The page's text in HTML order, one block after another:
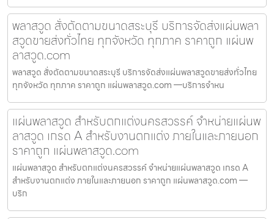
พลาสวูด สั่งตัดตามขนาดสระบุรี บริการจัดส่งแผ่นพลา
สวูดขายส่งทั่วไทย ทุกจังหวัด ทุกภาค ราคาถูก แผ่นพ
ลาสวูด.com
พลาสวูด สั่งตัดตามขนาดสระบุรี บริการจัดส่งแผ่นพลาสวูดขายส่งทั่วไทย
ทุกจังหวัด ทุกภาค ราคาถูก แผ่นพลาสวูด.com —บริการจำหน
แผ่นพลาสวูด สำหรับตกแต่งนครสวรรค์ จำหน่ายแผ่นพ
ลาสวูด เกรด A สำหรับงานตกแต่ง ภายในและภายนอก
ราคาถูก แผ่นพลาสวูด.com
แผ่นพลาสวูด สำหรับตกแต่งนครสวรรค์ จำหน่ายแผ่นพลาสวูด เกรด A
สำหรับงานตกแต่ง ภายในและภายนอก ราคาถูก แผ่นพลาสวูด.com —
บริก